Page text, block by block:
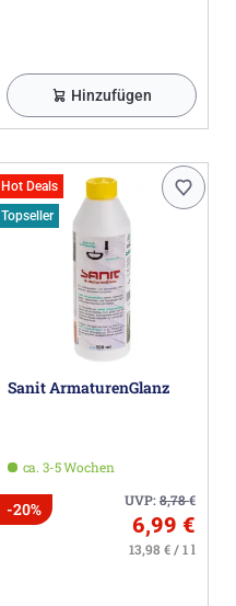
Hinzufügen
Hot Deals
Topseller
Sanit ArmaturenGlanz
ca. 3-5 Wochen
UVP:8,78€
-20%
6,99 €
13,98 € / 1 l